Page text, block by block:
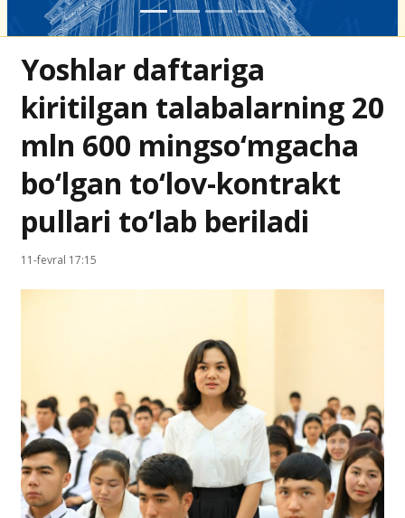
Yoshlar daftariga
kiritilgan talabalarning 20
mln 600 mingso‘mgacha
bo‘lgan to‘lov-kontrakt
pullari to‘lab beriladi
11-fevral 17:15